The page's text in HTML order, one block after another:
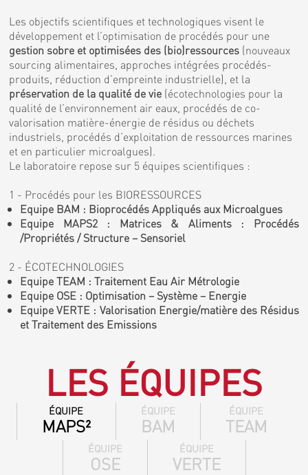
Les objectifs scientifiques et technologiques visent le
développement et l’optimisation de procédés pour une
gestion sobre et optimisées des (bio)ressources (nouveaux
sourcing alimentaires, approches intégrées procédés-
produits, réduction d’empreinte industrielle), et la
préservation de la qualité de vie (écotechnologies pour la
qualité de l’environnement air eaux, procédés de co-
valorisation matière-énergie de résidus ou déchets
industriels, procédés d’exploitation de ressources marines
et en particulier microalgues).
Le laboratoire repose sur 5 équipes scientifiques :
1 - Procédés pour les BIORESSOURCES
Equipe BAM : Bioprocédés Appliqués aux Microalgues
Equipe MAPS2 : Matrices & Aliments : Procédés
/Propriétés / Structure – Sensoriel
2 - ÉCOTECHNOLOGIES
Equipe TEAM : Traitement Eau Air Métrologie
Equipe OSE : Optimisation – Système – Energie
Equipe VERTE : Valorisation Energie/matière des Résidus
et Traitement des Emissions
LES ÉQUIPES
ÉQUIPE
MAPS²
ÉQUIPE
BAM
ÉQUIPE
TEAM
ÉQUIPE
OSE
ÉQUIPE
VERTE